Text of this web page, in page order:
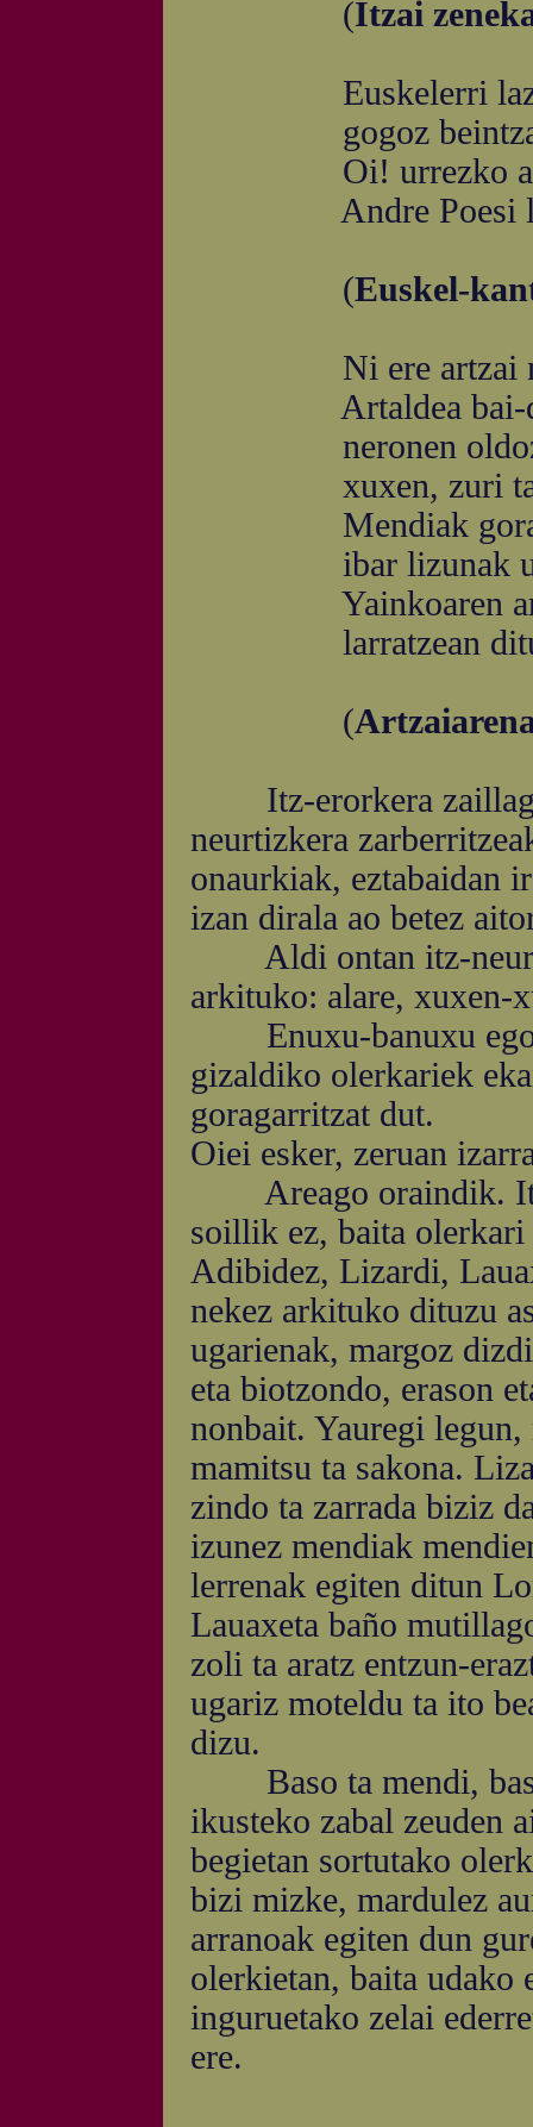
(Itzai
Euskelerri
gogoz beintzat,
Oi! urrezko
Andre Poesi
(Euskel-
Ni ere artzai
Artaldea bai-
neronen
xuxen, zuri ta
Mendiak gora
ibar lizunak
Yainkoaren
larratzean
(
Itz-erorkera
neurtizkera
onaurkiak, eztabaidan
izan dirala ao betez
Aldi ontan itz-
arkituko: alare, xuxen-
Enuxu-banuxu egon
gizaldiko olerkariek
goragarritzat dut.
Oiei esker, zeruan
Areago oraindik.
soillik ez, baita olerkari
Adibidez, Lizardi,
nekez arkituko dituzu
ugarienak, margoz
eta biotzondo, erason
nonbait. Yauregi
mamitsu ta sakona.
zindo ta zarrada biziz
izunez mendiak
lerrenak egiten ditun
Lauaxeta baño
zoli ta aratz entzun-
ugariz moteldu ta ito
dizu.
Baso ta mendi,
ikusteko zabal zeuden
begietan sortutako
bizi mizke, mardulez
arranoak egiten dun
olerkietan, baita udako
inguruetako zelai
ere.